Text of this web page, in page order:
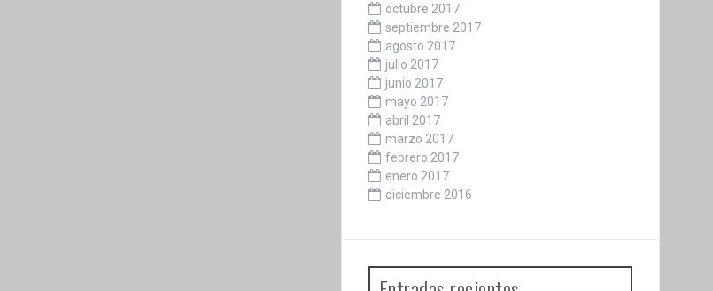
octubre 2017
septiembre 2017
agosto 2017
julio 2017
junio 2017
mayo 2017
abril 2017
marzo 2017
febrero 2017
enero 2017
diciembre 2016